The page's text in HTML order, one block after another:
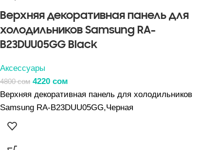
Верхняя декоративная панель для
холодильников Samsung RA-
B23DUU05GG Black
Аксессуары
4800сом 4220 сом
Верхняя декоративная панель для холодильников
Samsung RA-B23DUU05GG,Черная